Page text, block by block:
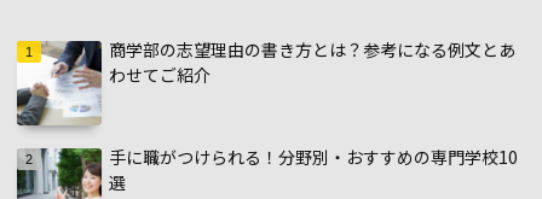
商学部の志望理由の書き方とは？参考になる例文とあ
わせてご紹介
手に職がつけられる！分野別・おすすめの専門学校10
選